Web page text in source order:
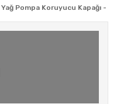
Yağ Pompa Koruyucu Kapağı -